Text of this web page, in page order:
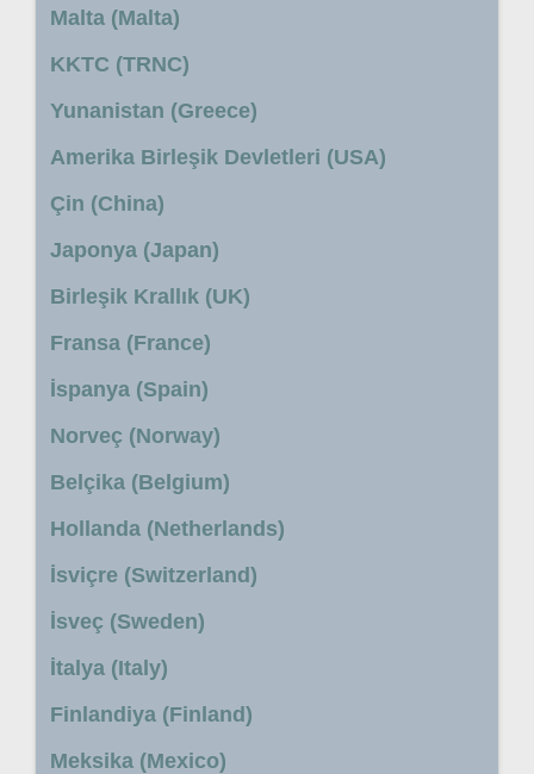
Malta (Malta)
KKTC (TRNC)
Yunanistan (Greece)
Amerika Birleşik Devletleri (USA)
Çin (China)
Japonya (Japan)
Birleşik Krallık (UK)
Fransa (France)
İspanya (Spain)
Norveç (Norway)
Belçika (Belgium)
Hollanda (Netherlands)
İsviçre (Switzerland)
İsveç (Sweden)
İtalya (Italy)
Finlandiya (Finland)
Meksika (Mexico)